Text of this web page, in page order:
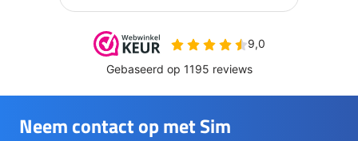
Neem contact op met Sim